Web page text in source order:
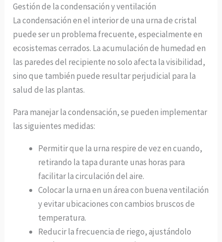
Gestión de la condensación y ventilación
La condensación en el interior de una urna de cristal
puede ser un problema frecuente, especialmente en
ecosistemas cerrados. La acumulación de humedad en
las paredes del recipiente no solo afecta la visibilidad,
sino que también puede resultar perjudicial para la
salud de las plantas.
Para manejar la condensación, se pueden implementar
las siguientes medidas:
Permitir que la urna respire de vez en cuando,
retirando la tapa durante unas horas para
facilitar la circulación del aire.
Colocar la urna en un área con buena ventilación
y evitar ubicaciones con cambios bruscos de
temperatura.
Reducir la frecuencia de riego, ajustándolo